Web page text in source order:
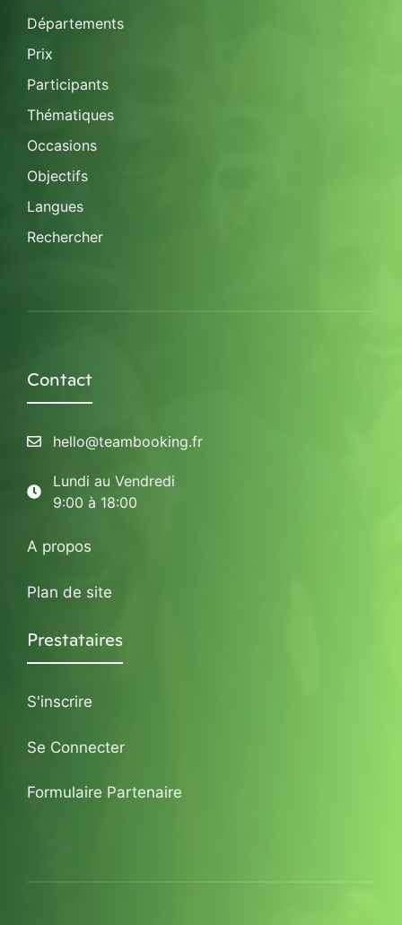
Départements
Prix
Participants
Thématiques
Occasions
Objectifs
Langues
Rechercher
Contact
hello@teambooking.fr
Lundi au Vendredi
9:00 à 18:00
A propos
Plan de site
Prestataires
S'inscrire
Se Connecter
Formulaire Partenaire